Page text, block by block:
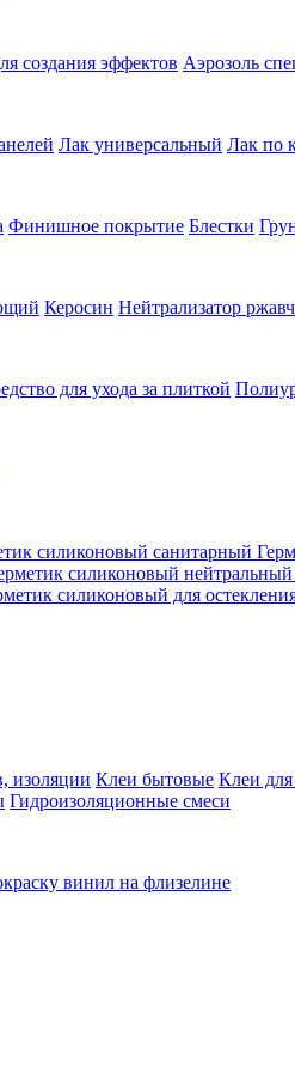
создания эффектов Аэрозоль
Лак универсальный Лак по
Финишное покрытие Блестки
Керосин Нейтрализатор
для ухода за плиткой
силиконовый санитарный
силиконовый
силиконовый для
изоляции Клеи бытовые Клеи для
Гидроизоляционные смеси
винил на флизелине